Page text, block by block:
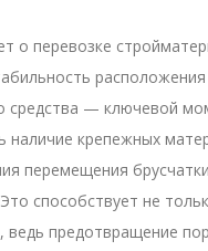
о перевозке
расположения
средства — ключевой
наличие крепежных
перемещения
способствует не
ведь предотвращение